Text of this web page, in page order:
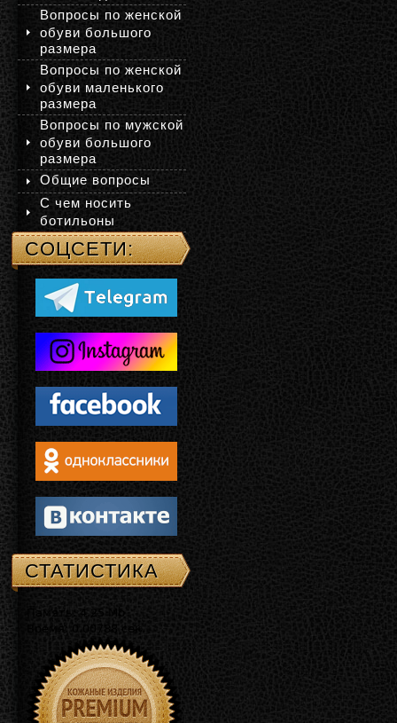
Вопросы по женской
обуви большого
размера
Вопросы по женской
обуви маленького
размера
Вопросы по мужской
обуви большого
размера
Общие вопросы
С чем носить
ботильоны
СОЦСЕТИ:
СТАТИСТИКА
Память: 4.25 Mb
Время: 0.00788 сек.